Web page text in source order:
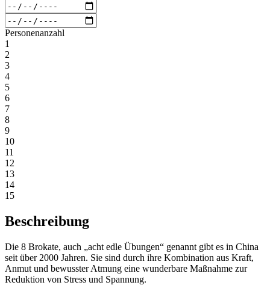
Personenanzahl
1
2
3
4
5
6
7
8
9
10
11
12
13
14
15
Beschreibung
Die 8 Brokate, auch „acht edle Übungen“ genannt gibt es in China
seit über 2000 Jahren. Sie sind durch ihre Kombination aus Kraft,
Anmut und bewusster Atmung eine wunderbare Maßnahme zur
Reduktion von Stress und Spannung.